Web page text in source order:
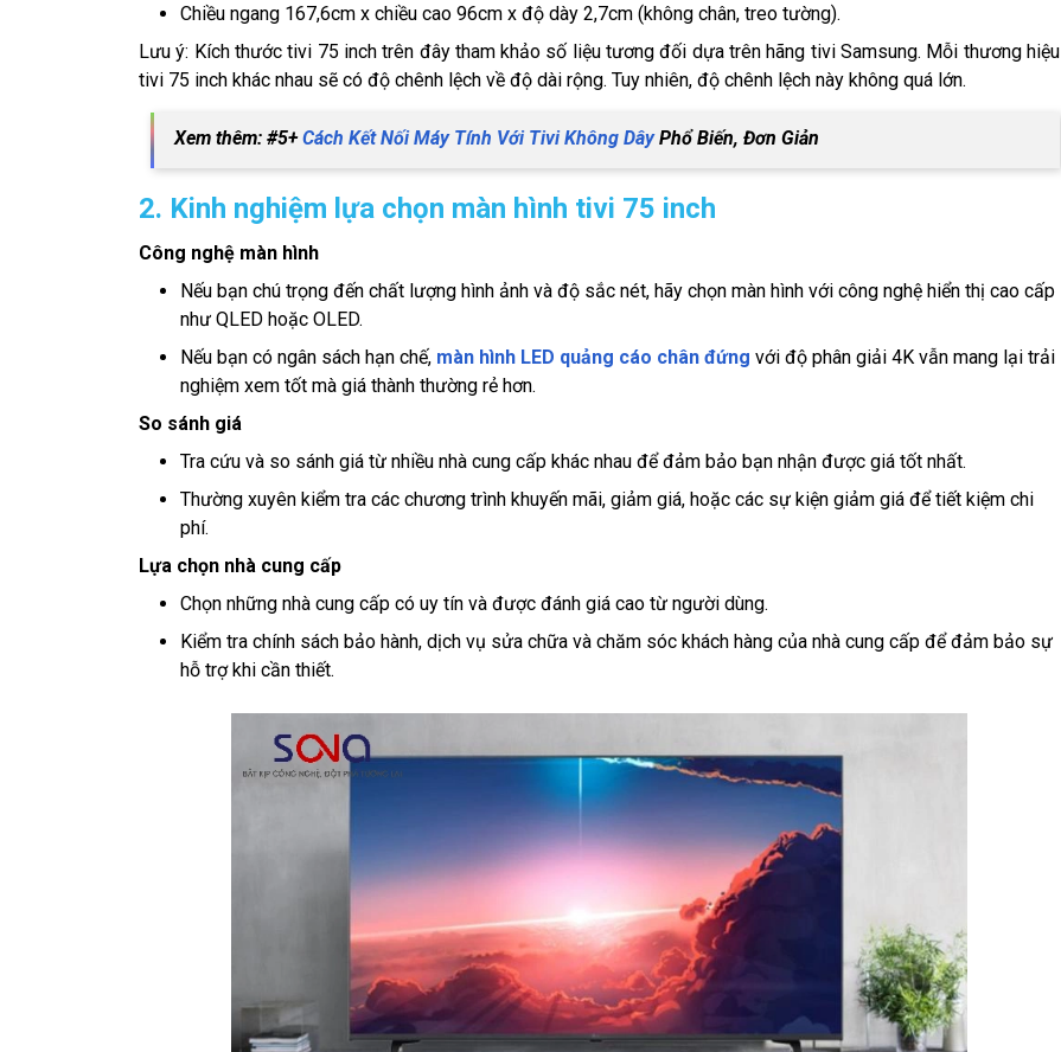
Chiều ngang 167,6cm x chiều cao 96cm x độ dày 2,7cm (không chân, treo tường).
Lưu ý: Kích thước tivi 75 inch trên đây tham khảo số liệu tương đối dựa trên hãng tivi Samsung. Mỗi thương hiệu
tivi 75 inch khác nhau sẽ có độ chênh lệch về độ dài rộng. Tuy nhiên, độ chênh lệch này không quá lớn.
Xem thêm: #5+Cách Kết Nối Máy Tính Với Tivi Không DâyPhổ Biến, Đơn Giản
2. Kinh nghiệm lựa chọn màn hình tivi 75 inch
Công nghệ màn hình
Nếu bạn chú trọng đến chất lượng hình ảnh và độ sắc nét, hãy chọn màn hình với công nghệ hiển thị cao cấp
như QLED hoặc OLED.
Nếu bạn có ngân sách hạn chế, màn hình LED quảng cáo chân đứng với độ phân giải 4K vẫn mang lại trải
nghiệm xem tốt mà giá thành thường rẻ hơn.
So sánh giá
Tra cứu và so sánh giá từ nhiều nhà cung cấp khác nhau để đảm bảo bạn nhận được giá tốt nhất.
Thường xuyên kiểm tra các chương trình khuyến mãi, giảm giá, hoặc các sự kiện giảm giá để tiết kiệm chi
phí.
Lựa chọn nhà cung cấp
Chọn những nhà cung cấp có uy tín và được đánh giá cao từ người dùng.
Kiểm tra chính sách bảo hành, dịch vụ sửa chữa và chăm sóc khách hàng của nhà cung cấp để đảm bảo sự
hỗ trợ khi cần thiết.